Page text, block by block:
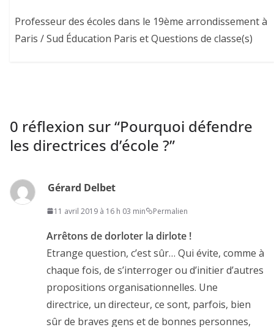
Professeur des écoles dans le 19ème arrondissement à
Paris / Sud Éducation Paris et Questions de classe(s)
0 réflexion sur “Pourquoi défendre
les directrices d’école ?”
Gérard Delbet
11 avril 2019 à 16 h 03 min Permalien
Arrêtons de dorloter la dirlote !
Etrange question, c’est sûr… Qui évite, comme à
chaque fois, de s’interroger ou d’initier d’autres
propositions organisationnelles. Une
directrice, un directeur, ce sont, parfois, bien
sûr de braves gens et de bonnes personnes,